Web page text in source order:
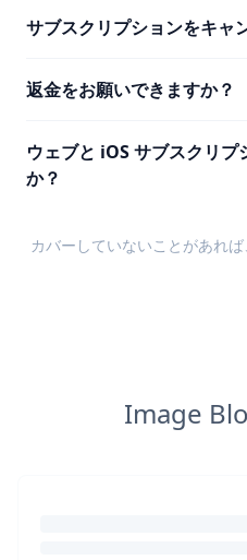
サブスクリプションをキャ
返金をお願いできますか？
ウェブと iOS サブスクリ
か？
カバーしていないことがあれば
Image